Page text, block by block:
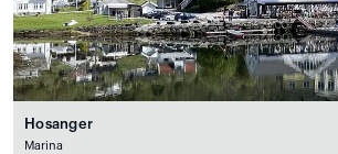
Hosanger
Marina